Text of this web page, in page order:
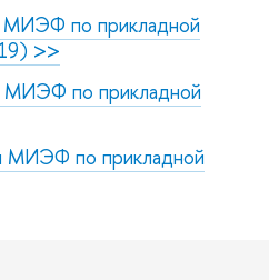
МИЭФ по прикладной
>>
МИЭФ по прикладной
МИЭФ по прикладной